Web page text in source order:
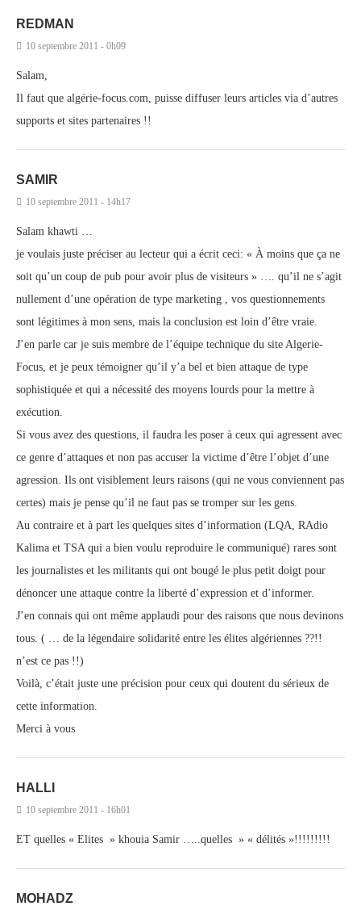
REDMAN
10 septembre 2011 - 0h09
Salam,
Il faut que algérie-focus.com, puisse diffuser leurs articles via d’autres
supports et sites partenaires !!
SAMIR
10 septembre 2011 - 14h17
Salam khawti …
je voulais juste préciser au lecteur qui a écrit ceci: « À moins que ça ne
soit qu’un coup de pub pour avoir plus de visiteurs » …. qu’il ne s’agit
nullement d’une opération de type marketing , vos questionnements
sont légitimes à mon sens, mais la conclusion est loin d’être vraie.
J’en parle car je suis membre de l’équipe technique du site Algerie-
Focus, et je peux témoigner qu’il y’a bel et bien attaque de type
sophistiquée et qui a nécessité des moyens lourds pour la mettre à
exécution.
Si vous avez des questions, il faudra les poser à ceux qui agressent avec
ce genre d’attaques et non pas accuser la victime d’être l’objet d’une
agression. Ils ont visiblement leurs raisons (qui ne vous conviennent pas
certes) mais je pense qu’il ne faut pas se tromper sur les gens.
Au contraire et à part les quelques sites d’information (LQA, RAdio
Kalima et TSA qui a bien voulu reproduire le communiqué) rares sont
les journalistes et les militants qui ont bougé le plus petit doigt pour
dénoncer une attaque contre la liberté d’expression et d’informer.
J’en connais qui ont même applaudi pour des raisons que nous devinons
tous. ( … de la légendaire solidarité entre les élites algériennes ??!!
n’est ce pas !!)
Voilà, c’était juste une précision pour ceux qui doutent du sérieux de
cette information.
Merci à vous
HALLI
10 septembre 2011 - 16h01
ET quelles « Elites » khouia Samir …..quelles » « délités »!!!!!!!!!
MOHADZ